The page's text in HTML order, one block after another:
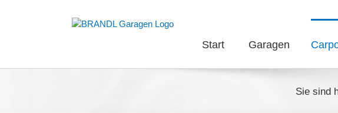
Start Garagen
Sie sind